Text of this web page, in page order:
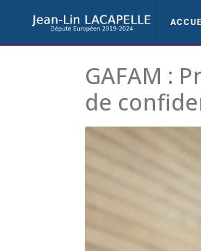
GAFAM :
de